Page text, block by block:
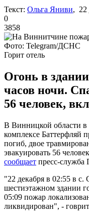
Текст: Ольга Яниви, 22
0
3858
Фото: Telegram/ДСНС
Горит отель
Огонь в
часов ночи.
56 человек,
В Винницкой области
комплексе Баттерфляй
погиб, двое
эвакуировать 56
сообщает пресс-
"22 декабря в 02:55 в
шестиэтажном здании
05:09 пожар
ликвидирован", -